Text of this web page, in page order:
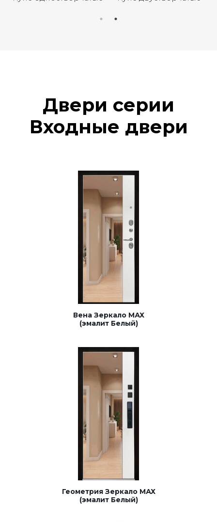
Двери серии
Входные двери
Вена Зеркало МАХ
(эмалит Белый)
Геометрия Зеркало МАХ
(эмалит Белый)